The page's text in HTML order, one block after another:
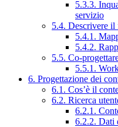
5.3.3.
servizio
5.4. Descrivere
5.4.1.
5.4.2.
5.5. Co-
5.5.1.
6. Progettazione dei
6.1. Cos’è il
6.2. Ricerca
6.2.1.
6.2.2. Dati